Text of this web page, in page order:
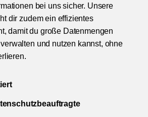
bei uns sicher. Unsere
dir zudem ein effizientes
damit du große Datenmengen
und nutzen kannst, ohne